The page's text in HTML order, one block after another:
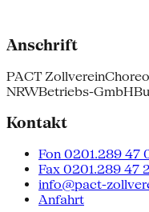
Anschrift
PACT Zollverein
NRWBetriebs-GmbH
Kontakt
Fon 0201.289 47
Fax 0201.289 47
info@pact-
Anfahrt